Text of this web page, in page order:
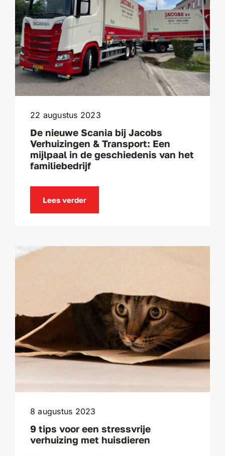
22 augustus 2023
De nieuwe Scania bij Jacobs
Verhuizingen & Transport: Een
mijlpaal in de geschiedenis van het
familiebedrijf
Lees verder
8 augustus 2023
9 tips voor een stressvrije
verhuizing met huisdieren